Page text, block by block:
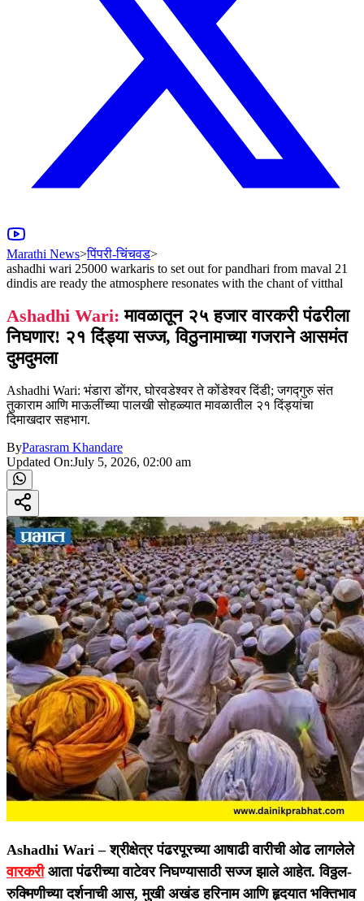
Marathi News>पिंपरी-चिंचवड>
ashadhi wari 25000 warkaris to set out for pandhari from maval 21
dindis are ready the atmosphere resonates with the chant of vitthal
Ashadhi Wari: मावळातून २५ हजार वारकरी पंढरीला
निघणार! २१ दिंड्या सज्ज, विठुनामाच्या गजराने आसमंत
दुमदुमला
Ashadhi Wari: भंडारा डोंगर, घोरवडेश्वर ते कोंडेश्वर दिंडी; जगद्गुरु संत
तुकाराम आणि माऊलींच्या पालखी सोहळ्यात मावळातील २१ दिंड्यांचा
दिमाखदार सहभाग.
ByParasram Khandare
Updated On:July 5, 2026, 02:00 am
Ashadhi Wari –श्रीक्षेत्र पंढरपूरच्या आषाढी वारीची ओढ लागलेले
वारकरीआता पंढरीच्या वाटेवर निघण्यासाठी सज्ज झाले आहेत. विठ्ठल-
रुक्मिणीच्या दर्शनाची आस, मुखी अखंड हरिनाम आणि हृदयात भक्तिभाव